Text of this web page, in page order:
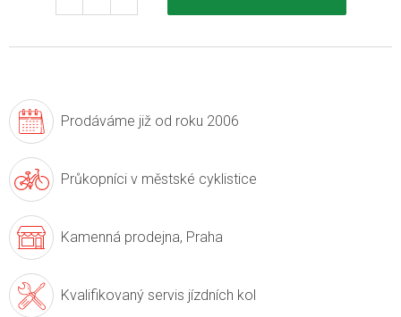
Prodáváme již od roku 2006
Průkopníci v městské cyklistice
Kamenná prodejna, Praha
Kvalifikovaný servis jízdních kol